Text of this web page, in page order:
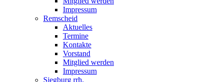
Impressum
Remscheid
Aktuelles
Termine
Kontakte
Vorstand
Mitglied werden
Impressum
Siegburg rrh.